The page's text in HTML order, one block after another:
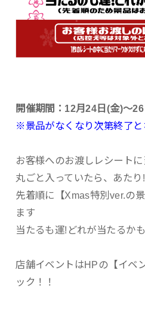
開催期間：12月24日(金)～
※景品がなくなり次第終了と
お客様へのお渡しレシート
丸ごと入っていたら、あたり
先着順に【Xmas特別ver.の
ます
当たるも運!どれが当たるか
店舗イベントはHPの【イベ
ック！！